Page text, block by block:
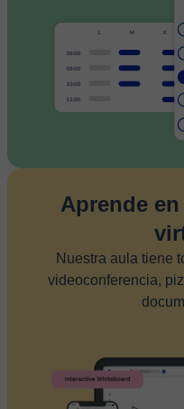
Aprende
Nuestra aula tiene
videoconferencia,